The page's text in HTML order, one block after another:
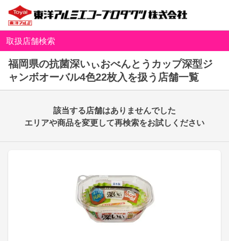
取扱店舗検索
福岡県の抗菌深いぃおべんとうカップ深型ジ
ャンボオーバル4色22枚入を扱う店舗一覧
該当する店舗はありませんでした
エリアや商品を変更して再検索をお試しください